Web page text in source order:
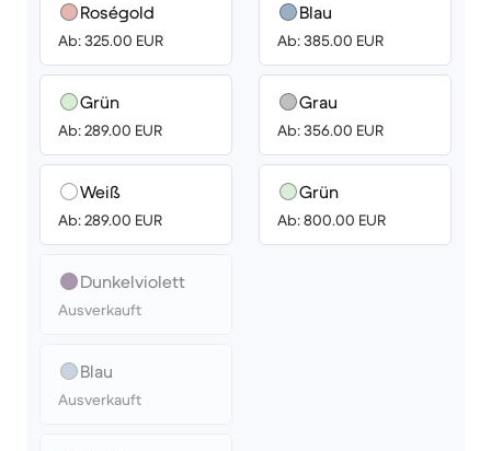
Roségold
Ab: 325.00 EUR
Grün
Ab: 289.00 EUR
Weiß
Ab: 289.00 EUR
Dunkelviolett
Ausverkauft
Blau
Ausverkauft
Blau
Ab: 385.00 EUR
Grau
Ab: 356.00 EUR
Grün
Ab: 800.00 EUR